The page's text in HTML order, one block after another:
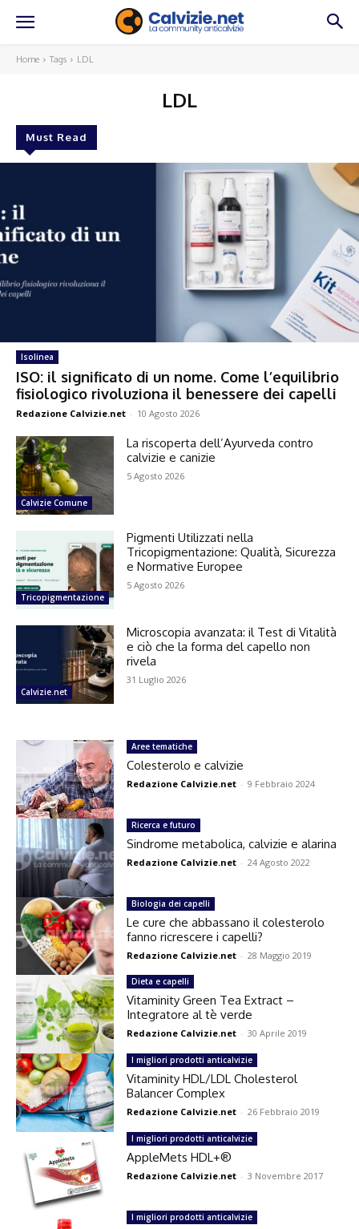
Home Tags LDL
LDL
Must Read
Isolinea
ISO: il significato di un nome. Come l’equilibrio
fisiologico rivoluziona il benessere dei capelli
Redazione Calvizie.net - 10 Agosto 2026
Calvizie Comune
La riscoperta dell’Ayurveda contro
calvizie e canizie
5 Agosto 2026
Tricopigmentazione
Pigmenti Utilizzati nella
Tricopigmentazione: Qualità, Sicurezza
e Normative Europee
5 Agosto 2026
Calvizie.net
Microscopia avanzata: il Test di Vitalità
e ciò che la forma del capello non
rivela
31 Luglio 2026
Aree tematiche
Colesterolo e calvizie
Redazione Calvizie.net - 9 Febbraio 2024
Ricerca e futuro
Sindrome metabolica, calvizie e alarina
Redazione Calvizie.net - 24 Agosto 2022
Biologia dei capelli
Le cure che abbassano il colesterolo
fanno ricrescere i capelli?
Redazione Calvizie.net - 28 Maggio 2019
Dieta e capelli
Vitaminity Green Tea Extract –
Integratore al tè verde
Redazione Calvizie.net - 30 Aprile 2019
I migliori prodotti anticalvizie
Vitaminity HDL/LDL Cholesterol
Balancer Complex
Redazione Calvizie.net - 26 Febbraio 2019
I migliori prodotti anticalvizie
AppleMets HDL+®
Redazione Calvizie.net - 3 Novembre 2017
I migliori prodotti anticalvizie